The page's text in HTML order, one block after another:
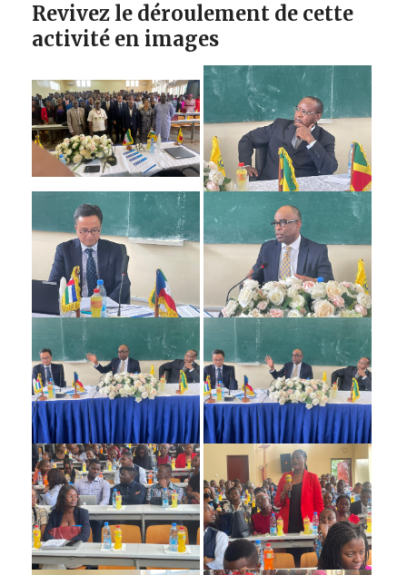
Revivez le déroulement de cette
activité en images